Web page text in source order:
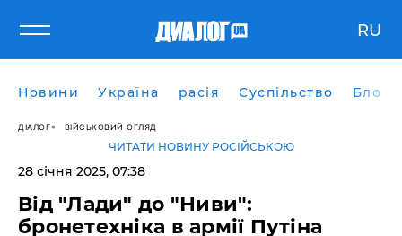
RU
Новини Україна расія Суспільство Блоги
ДІАЛОГ ВІЙСЬКОВИЙ ОГЛЯД
ЧИТАТИ НОВИНУ РОСІЙСЬКОЮ
28 січня 2025, 07:38
Від "Лади" до "Ниви":
бронетехніка в армії Путіна